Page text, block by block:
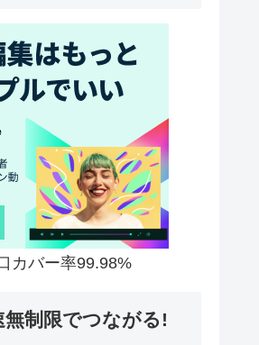
カバー率99.98%
無制限でつながる!